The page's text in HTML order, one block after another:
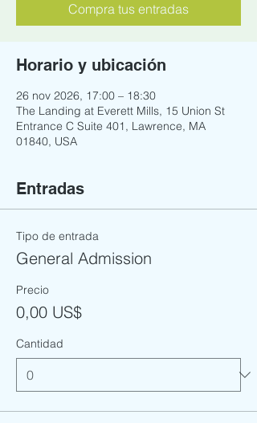
Compra tus entradas
Horario y ubicación
26 nov 2026, 17:00 – 18:30
The Landing at Everett Mills, 15 Union St
Entrance C Suite 401, Lawrence, MA
01840, USA
Entradas
Tipo de entrada
General Admission
Precio
0,00 US$
Cantidad